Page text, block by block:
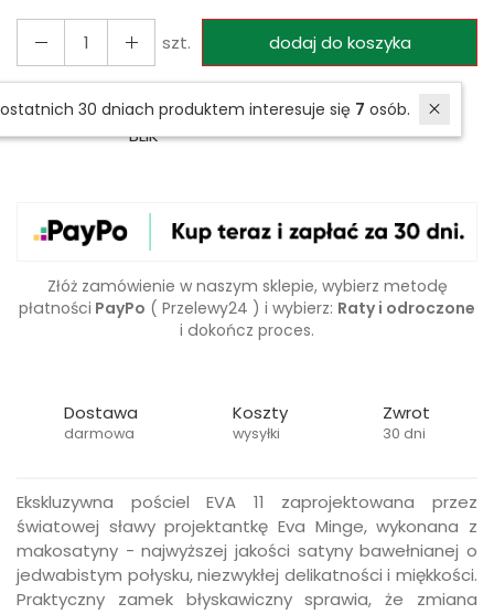
szt.
dodaj do koszyka
Płatność przy odbiorze, PayPo - płacę
później, PayU, Przelew, Przelewy24, karta,
BLIK
Złóż zamówienie w naszym sklepie, wybierz metodę
płatności PayPo ( Przelewy24 ) i wybierz: Raty i odroczone
i dokończ proces.
Dostawa
darmowa
Koszty
wysyłki
Zwrot
30 dni
Ekskluzywna pościel EVA 11 zaprojektowana przez
światowej sławy projektantkę Eva Minge, wykonana z
makosatyny - najwyższej jakości satyny bawełnianej o
jedwabistym połysku, niezwykłej delikatności i miękkości.
Praktyczny zamek błyskawiczny sprawia, że zmiana
W ostatnich 30 dniach produktem interesuje się7osób.